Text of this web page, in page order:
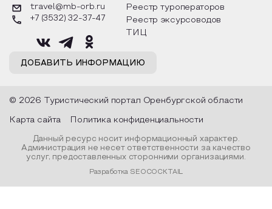
Дед Мороз и откуда он пришел, как
его называют в разных уголках
страны и как появились елочные
каждой строчке
восхищение
яркому времени
ДОБАВИТЬ ИНФОРМАЦИЮ
travel@mb-orb.ru
+7 (3532) 32-37-47
Реестр туроператоров
Реестр эксурсоводов
ТИЦ
© 2026 Туристический портал Оренбургской области
Карта сайта Политика конфиденциальности
Данный ресурс носит информационный характер.
Администрация не несет ответственности за качество
услуг, предоставленных сторонними организациями.
Разработка SEOCOCKTAIL